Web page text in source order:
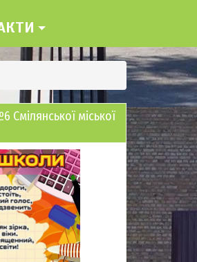
Смілянської міської